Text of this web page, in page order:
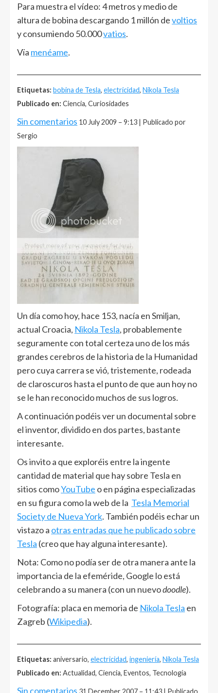
Para muestra el vídeo: 4 metros y medio de
altura de bobina descargando 1 millón devoltios
y consumiendo 50.000vatios.
Vïa menéame.
Etiquetas: bobina de Tesla, electricidad, Nikola Tesla
Publicado en: Ciencia, Curiosidades
Sin comentarios 10 July 2009 – 9:13 | Publicado por
Sergio
Un día como hoy, hace 153, nacía en Smiljan,
actual Croacia, Nikola Tesla, probablemente
seguramente con total certeza uno de los más
grandes cerebros de la historia de la Humanidad
pero cuya carrera se vió, tristemente, rodeada
de claroscuros hasta el punto de que aun hoy no
se le han reconocido muchos de sus logros.
A continuación podéis ver un documental sobre
el inventor, dividido en dos partes, bastante
interesante.
Os invito a que exploréis entre la ingente
cantidad de material que hay sobre Tesla en
sitios comoYouTube o en página especializadas
en su figura como la web de la Tesla Memorial
Society de Nueva York. También podéis echar un
vistazo a otras entradas que he publicado sobre
Tesla (creo que hay alguna interesante).
Nota: Como no podía ser de otra manera ante la
importancia de la efeméride, Google lo está
celebrando a su manera (con un nuevodoodle).
Fotografía: placa en memoria de Nikola Tesla en
Zagreb (Wikipedia).
Etiquetas: aniversario, electricidad, ingeniería, Nikola Tesla
Publicado en: Actualidad, Ciencia, Eventos, Tecnología
Sin comentarios 31 December 2007 – 11:43 | Publicado